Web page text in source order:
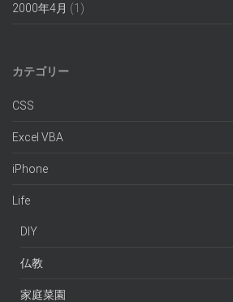
2000年4月 (1)
カテゴリー
CSS
Excel VBA
iPhone
Life
DIY
仏教
家庭菜園